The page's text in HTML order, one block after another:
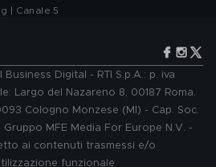
| Canale 5
Digital - RTI S.p.A.: p. iva
Largo del Nazareno 8, 00187 Roma.
Cologno Monzese (MI) - Cap. Soc.
MFE Media For Europe N.V. -
ai contenuti trasmessi e/o
funzionale